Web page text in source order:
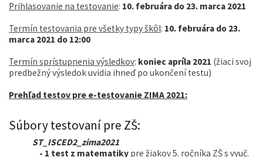
Prihlasovanie na testovanie: 10. februára do 23. marca 2021
Termín testovania pre všetky typy škôl: 10. februára do 23.
marca 2021 do 12:00
Termín sprístupnenia výsledkov: koniec apríla 2021 (žiaci svoj
predbežný výsledok uvidia ihneď po ukončení testu)
Prehľad testov pre e-testovanie ZIMA 2021:
Súbory testovaní pre ZŠ:
ST_ISCED2_zima2021
- 1 test z matematiky pre žiakov 5. ročníka ZŠ s vyuč.